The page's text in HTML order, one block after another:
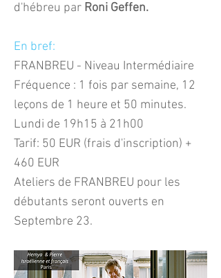
d'hébreu par Roni Geffen.
En bref:
FRANBREU - Niveau Intermédiaire
Fréquence : 1 fois par semaine, 12
leçons de 1 heure et 50 minutes.
Lundi de 19h15 à 21h00
Tarif: 50 EUR (frais d'inscription) +
460 EUR
Ateliers de FRANBREU pour les
débutants seront ouverts en
Septembre 23.